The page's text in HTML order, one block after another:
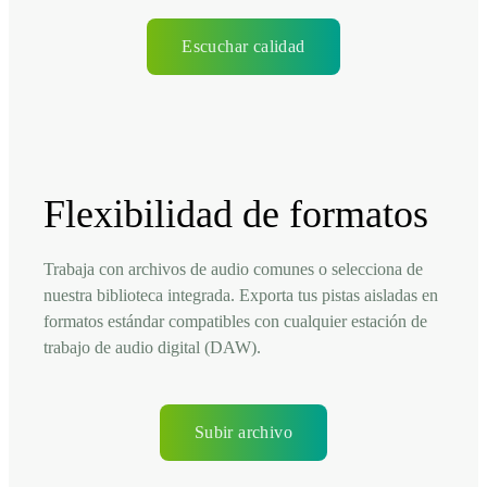
Escuchar calidad
Flexibilidad de formatos
Trabaja con archivos de audio comunes o selecciona de
nuestra biblioteca integrada. Exporta tus pistas aisladas en
formatos estándar compatibles con cualquier estación de
trabajo de audio digital (DAW).
Subir archivo